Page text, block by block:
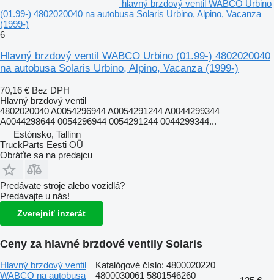
hlavný brzdový ventil WABCO Urbino
(01.99-) 4802020040 na autobusa Solaris Urbino, Alpino, Vacanza
(1999-)
6
Hlavný brzdový ventil WABCO Urbino (01.99-) 4802020040
na autobusa Solaris Urbino, Alpino, Vacanza (1999-)
70,16 € Bez DPH
Hlavný brzdový ventil
4802020040 A0054296944 A0054291244 A0044299344
A0044298644 0054296944 0054291244 0044299344...
Estónsko, Tallinn
TruckParts Eesti OÜ
Obráťte sa na predajcu
Predávate stroje alebo vozidlá?
Predávajte u nás!
Zverejniť inzerát
Ceny za hlavné brzdové ventily Solaris
Hlavný brzdový ventil
WABCO na autobusa
Katalógové číslo: 4800020220
4800030061 5801546260